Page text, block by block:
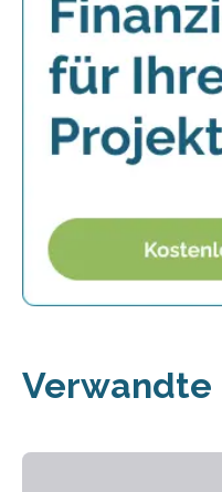
Verwandte